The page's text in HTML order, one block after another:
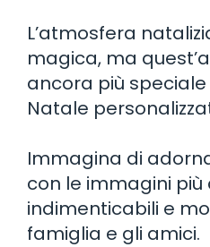
L’atmosfera
magica, ma
ancora più
Natale
Immagina di
con le immagini più
indimenticabili e
famiglia e gli amici.